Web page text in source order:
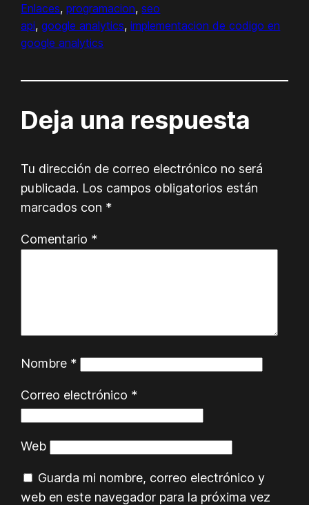
Enlaces, programacion, seo
api, google analytics, implementacion de codigo en
google analytics
Deja una respuesta
Tu dirección de correo electrónico no será
publicada. Los campos obligatorios están
marcados con *
Comentario *
Nombre *
Correo electrónico *
Web
Guarda mi nombre, correo electrónico y
web en este navegador para la próxima vez